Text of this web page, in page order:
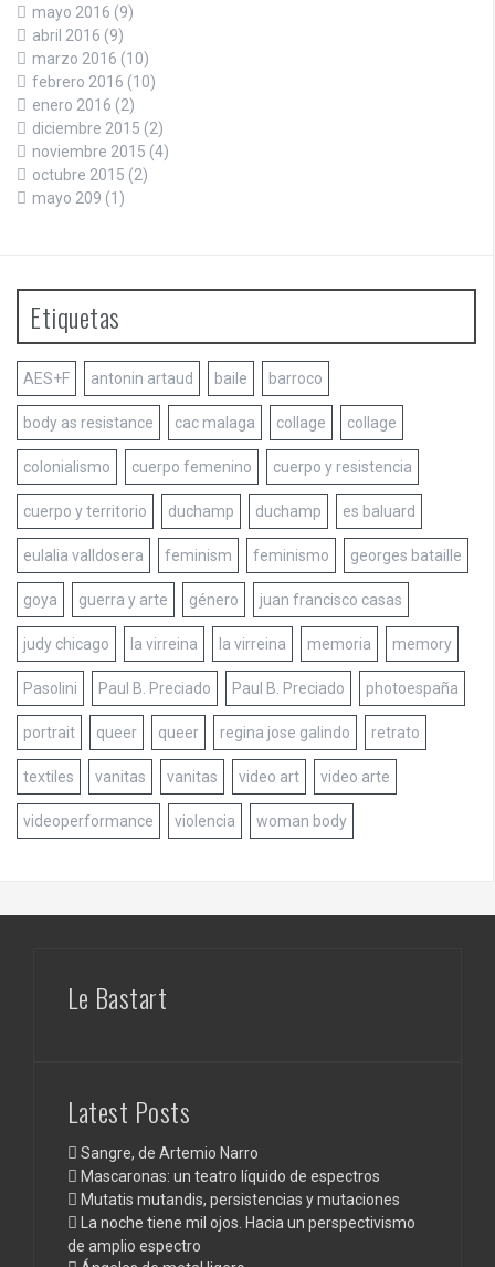
mayo 2016 (9)
abril 2016 (9)
marzo 2016 (10)
febrero 2016 (10)
enero 2016 (2)
diciembre 2015 (2)
noviembre 2015 (4)
octubre 2015 (2)
mayo 209 (1)
Etiquetas
AES+F antonin artaud baile barroco
body as resistance cac malaga collage collage
colonialismo cuerpo femenino cuerpo y resistencia
cuerpo y territorio duchamp duchamp es baluard
eulalia valldosera feminism feminismo georges bataille
goya guerra y arte género juan francisco casas
judy chicago la virreina la virreina memoria memory
Pasolini Paul B. Preciado Paul B. Preciado photoespaña
portrait queer queer regina jose galindo retrato
textiles vanitas vanitas video art video arte
videoperformance violencia woman body
Le Bastart
Latest Posts
Sangre, de Artemio Narro
Mascaronas: un teatro líquido de espectros
Mutatis mutandis, persistencias y mutaciones
La noche tiene mil ojos. Hacia un perspectivismo
de amplio espectro